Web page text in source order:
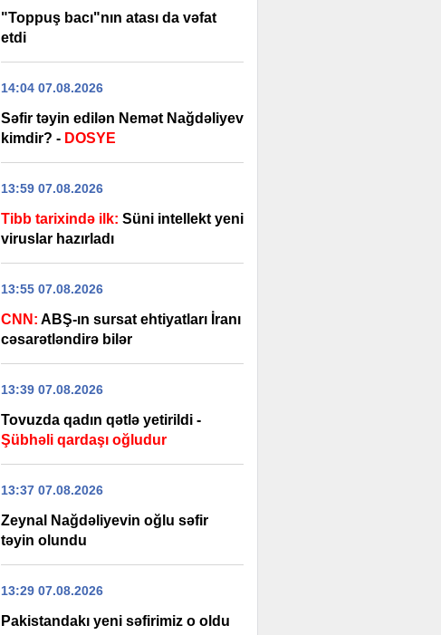
"Toppuş bacı"nın atası da vəfat
etdi
14:04 07.08.2026
Səfir təyin edilən Nemət Nağdəliyev
kimdir? - DOSYE
13:59 07.08.2026
Tibb tarixində ilk: Süni intellekt yeni
viruslar hazırladı
13:55 07.08.2026
CNN: ABŞ-ın sursat ehtiyatları İranı
cəsarətləndirə bilər
13:39 07.08.2026
Tovuzda qadın qətlə yetirildi -
Şübhəli qardaşı oğludur
13:37 07.08.2026
Zeynal Nağdəliyevin oğlu səfir
təyin olundu
13:29 07.08.2026
Pakistandakı yeni səfirimiz o oldu